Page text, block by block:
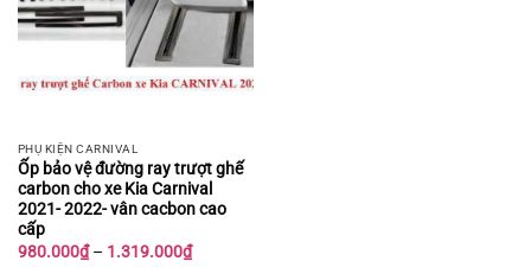
PHỤ KIỆN CARNIVAL
Ốp bảo vệ đường ray trượt ghế
carbon cho xe Kia Carnival
2021- 2022- vân cacbon cao
cấp
980.000₫ – 1.319.000₫Khoảng
giá: